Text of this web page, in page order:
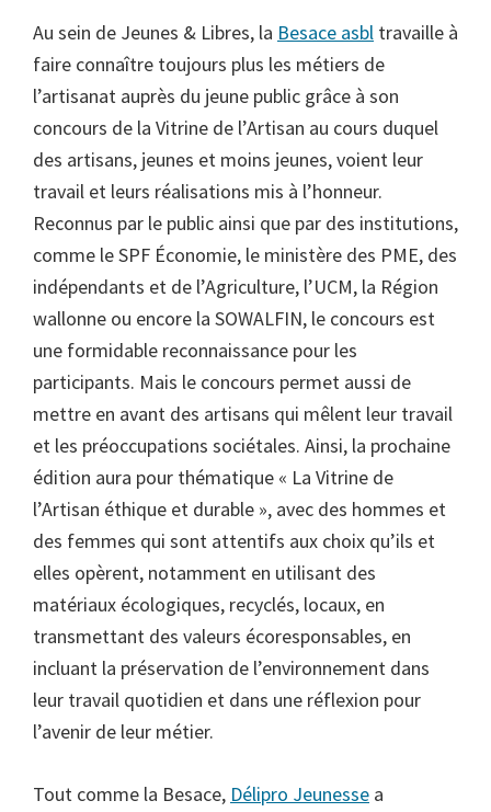
Au sein de Jeunes & Libres, la Besace asbl travaille à
faire connaître toujours plus les métiers de
l’artisanat auprès du jeune public grâce à son
concours de la Vitrine de l’Artisan au cours duquel
des artisans, jeunes et moins jeunes, voient leur
travail et leurs réalisations mis à l’honneur.
Reconnus par le public ainsi que par des institutions,
comme le SPF Économie, le ministère des PME, des
indépendants et de l’Agriculture, l’UCM, la Région
wallonne ou encore la SOWALFIN, le concours est
une formidable reconnaissance pour les
participants. Mais le concours permet aussi de
mettre en avant des artisans qui mêlent leur travail
et les préoccupations sociétales. Ainsi, la prochaine
édition aura pour thématique « La Vitrine de
l’Artisan éthique et durable », avec des hommes et
des femmes qui sont attentifs aux choix qu’ils et
elles opèrent, notamment en utilisant des
matériaux écologiques, recyclés, locaux, en
transmettant des valeurs écoresponsables, en
incluant la préservation de l’environnement dans
leur travail quotidien et dans une réflexion pour
l’avenir de leur métier.
Tout comme la Besace, Délipro Jeunesse a